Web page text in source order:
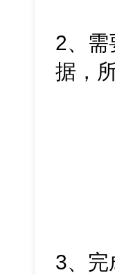
2、需
据，
3、完